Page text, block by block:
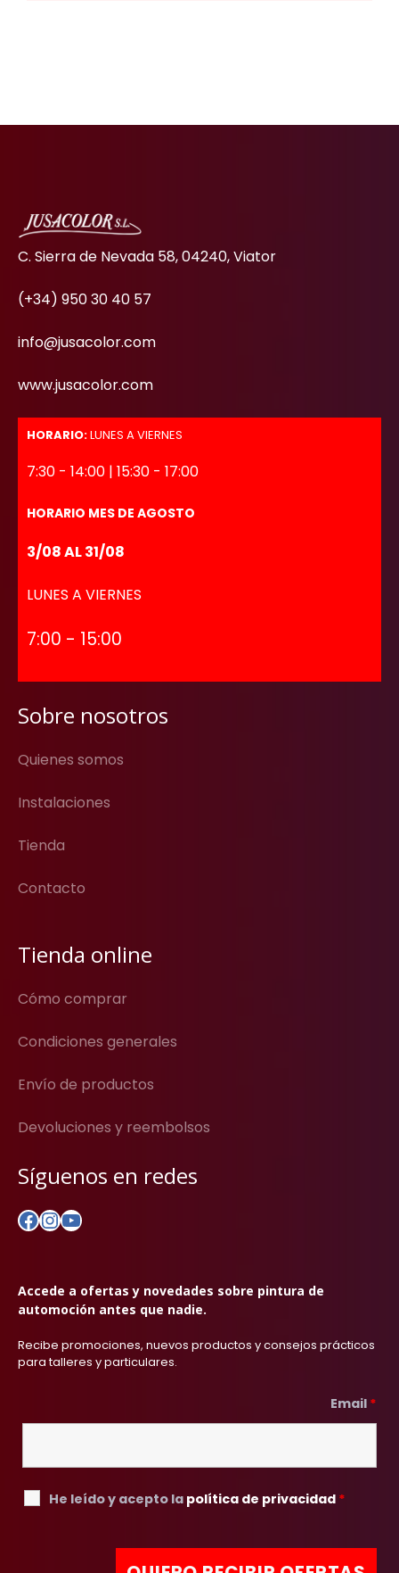
C. Sierra de Nevada 58, 04240, Viator
(+34) 950 30 40 57
info@jusacolor.com
www.jusacolor.com
HORARIO:LUNES A VIERNES
7:30 - 14:00 | 15:30 - 17:00
HORARIO MES DE AGOSTO
3/08 AL 31/08
LUNES A VIERNES
7:00 - 15:00
Sobre nosotros
Quienes somos
Instalaciones
Tienda
Contacto
Tienda online
Cómo comprar
Condiciones generales
Envío de productos
Devoluciones y reembolsos
Síguenos en redes
Facebook
Instagram
YouTube
Accede a ofertas y novedades sobre pintura de
automoción antes que nadie.
Recibe promociones, nuevos productos y consejos prácticos
para talleres y particulares.
Email *
He leído y acepto la política de privacidad *